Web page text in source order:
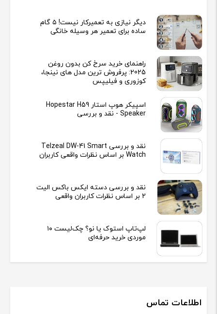
دیگر نیازی به تعمیرکار نیست! ۵ گام
ساده برای تعمیر هر وسیله خانگی
راهنمای خرید سرخ کن بدون روغن
2025: پرفروش ترین مدل های نینجا،
کوزوری و فیلیپس
اسپیکر هوپ استار Hopestar H59
Speaker - نقد و بررسی
نقد و بررسی Telzeal DW-41 Smart
Watch بر اساس نظرات واقعی کاربران
نقد و بررسی دسته ایکس باکس الیت
2 بر اساس نظرات کاربران واقعی
لپ‌تاپ استوک یا نو؟ چک‌لیست ۱۰
موردی خرید حرفه‌ای
اطلاعات تماس